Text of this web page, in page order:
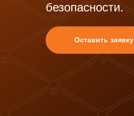
безопасности.
Оставить заявку